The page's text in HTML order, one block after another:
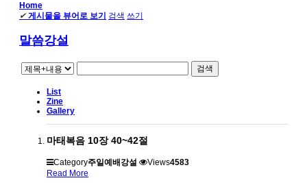
Home
✔ 게시물을 뷰어로 보기 검색 쓰기
말씀강설
검색
List
Zine
Gallery
마태복음 10장 40~42절
Category주일예배강설 Views4583
Read More